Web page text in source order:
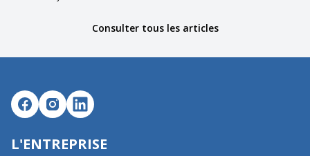
Consulter tous les articles
L'ENTREPRISE